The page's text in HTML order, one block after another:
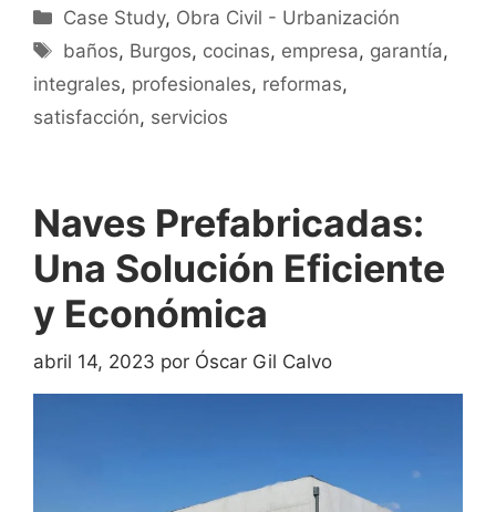
Categorías
Case Study, Obra Civil - Urbanización
Etiquetas
baños, Burgos, cocinas, empresa, garantía,
integrales, profesionales, reformas,
satisfacción, servicios
Naves Prefabricadas:
Una Solución Eficiente
y Económica
abril 14, 2023 por Óscar Gil Calvo